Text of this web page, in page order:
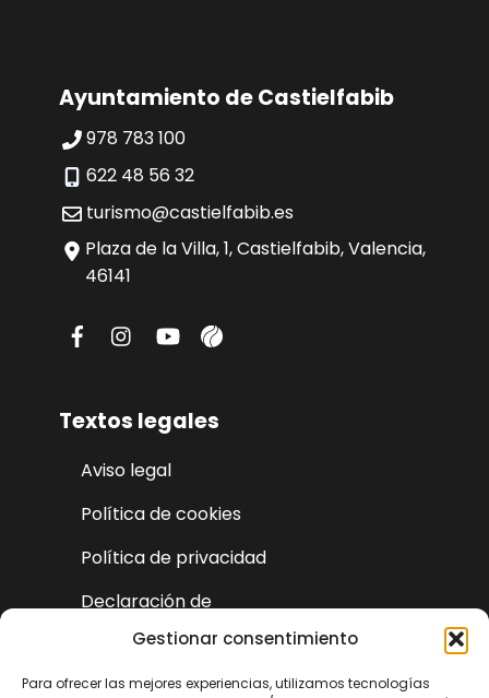
Gestionar consentimiento
Para ofrecer las mejores experiencias, utilizamos tecnologías
Ayuntamiento de Castielfabib
978 783 100
622 48 56 32
turismo@castielfabib.es
Plaza de la Villa, 1, Castielfabib, Valencia,
46141
Textos legales
Aviso legal
Política de cookies
Política de privacidad
Declaración de